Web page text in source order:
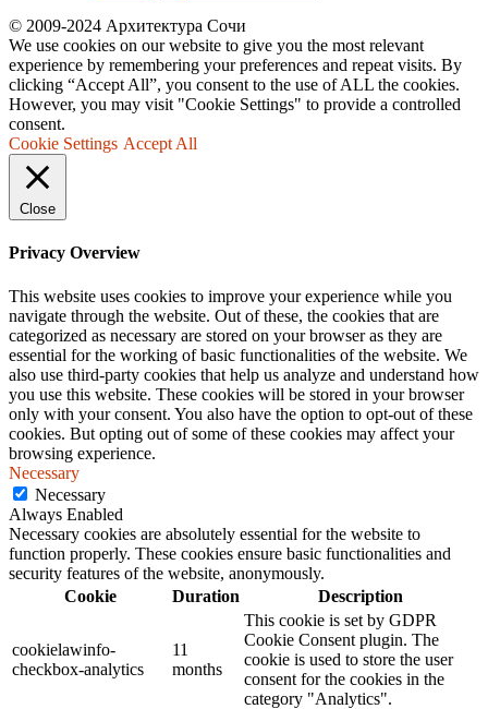
© 2009-2024 Архитектура Сочи
We use cookies on our website to give you the most relevant
experience by remembering your preferences and repeat visits. By
clicking “Accept All”, you consent to the use of ALL the cookies.
However, you may visit "Cookie Settings" to provide a controlled
consent.
Cookie Settings Accept All
Close
Privacy Overview
This website uses cookies to improve your experience while you
navigate through the website. Out of these, the cookies that are
categorized as necessary are stored on your browser as they are
essential for the working of basic functionalities of the website. We
also use third-party cookies that help us analyze and understand how
you use this website. These cookies will be stored in your browser
only with your consent. You also have the option to opt-out of these
cookies. But opting out of some of these cookies may affect your
browsing experience.
Necessary
Necessary
Always Enabled
Necessary cookies are absolutely essential for the website to
function properly. These cookies ensure basic functionalities and
security features of the website, anonymously.
Cookie
Duration Description
cookielawinfo-
checkbox-analytics
11
months
This cookie is set by GDPR
Cookie Consent plugin. The
cookie is used to store the user
consent for the cookies in the
category "Analytics".